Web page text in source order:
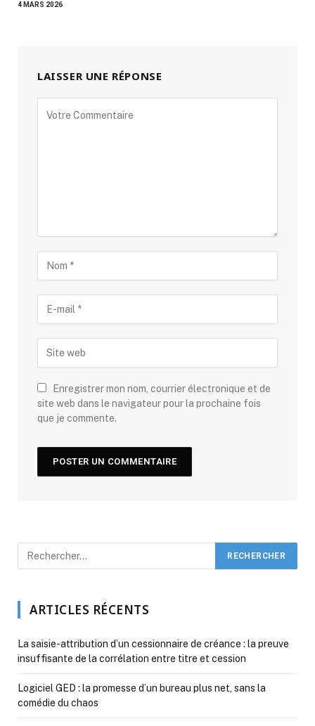
4 MARS 2026
LAISSER UNE RÉPONSE
Enregistrer mon nom, courrier électronique et de
site web dans le navigateur pour la prochaine fois
que je commente.
ARTICLES RÉCENTS
La saisie-attribution d’un cessionnaire de créance : la preuve
insuffisante de la corrélation entre titre et cession
Logiciel GED : la promesse d’un bureau plus net, sans la
comédie du chaos